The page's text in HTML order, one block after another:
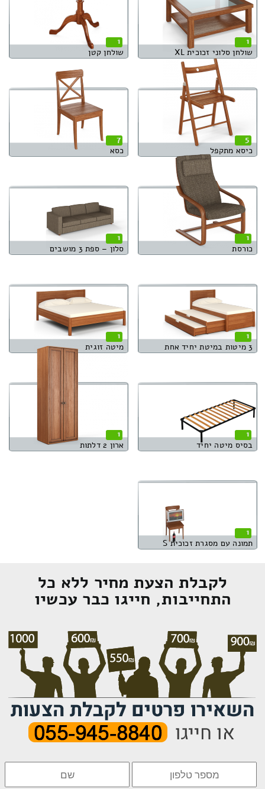
1
שולחן סלוני זכוכית XL
1
שולחן קטן
5
כיסא מתקפל
7
כסא
1
כורסת
1
סלון – ספת 3 מושבים
1
3 מיטות במיטת יחיד אחת
1
מיטה זוגית
1
בסיס מיטה יחיד
1
ארון 2 דלתות
1
תמונה עם מסגרת זכוכית S
לקבלת הצעת מחיר ללא כל
התחייבות, חייגו כבר עכשיו